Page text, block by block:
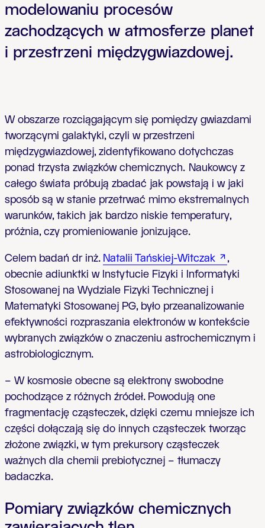
modelowaniu procesów
zachodzących w atmosferze planet
i przestrzeni międzygwiazdowej.
W obszarze rozciągającym się pomiędzy gwiazdami
tworzącymi galaktyki, czyli w przestrzeni
międzygwiazdowej, zidentyfikowano dotychczas
ponad trzysta związków chemicznych. Naukowcy z
całego świata próbują zbadać jak powstają i w jaki
sposób są w stanie przetrwać mimo ekstremalnych
warunków, takich jak bardzo niskie temperatury,
próżnia, czy promieniowanie jonizujące.
Celem badań dr inż. Natalii Tańskiej-Witczak
,
obecnie adiunktki w Instytucie Fizyki i Informatyki
Stosowanej na Wydziale Fizyki Technicznej i
Matematyki Stosowanej PG, było przeanalizowanie
efektywności rozpraszania elektronów w kontekście
wybranych związków o znaczeniu astrochemicznym i
astrobiologicznym.
– W kosmosie obecne są elektrony swobodne
pochodzące z różnych źródeł. Powodują one
fragmentację cząsteczek, dzięki czemu mniejsze ich
części dołączają się do innych cząsteczek tworząc
złożone związki, w tym prekursory cząsteczek
ważnych dla chemii prebiotycznej – tłumaczy
badaczka.
Pomiary związków chemicznych